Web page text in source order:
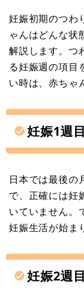
妊娠初期のつわ
ゃんはどんな状
解説します。つ
る妊娠週の項目
い時は、赤ちゃ
妊娠1週目
日本では最後の
で、正確には妊
いていません。
妊娠生活が始ま
妊娠2週目